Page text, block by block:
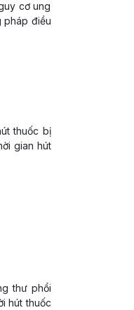
cơ ung
pháp điều
thuốc bị
gian hút
thư phổi
hút thuốc